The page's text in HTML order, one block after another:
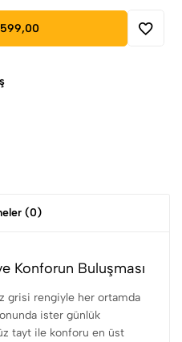
(0)
Konforun Buluşması
grisi rengiyle her ortamda
ister günlük
tayt ile konforu en üst